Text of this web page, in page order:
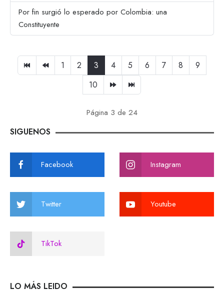
Por fin surgió lo esperado por Colombia: una
Constituyente
1 2 3 4 5 6 7 8
9
10
Página 3 de 24
SIGUENOS
Facebook Instagram
Twitter Youtube
TikTok
LO MÁS LEIDO